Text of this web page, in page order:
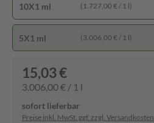
10X1 ml (1.727,00 € / 1 l)
5X1 ml (3.006,00 € / 1 l)
15,03 €
3.006,00 € / 1 l
sofort lieferbar
Preise inkl. MwSt. ggf. zzgl. Versandkosten